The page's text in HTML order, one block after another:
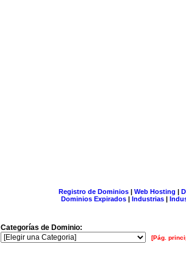
Registro de Dominios| Web Hosting |
Dominios Expirados | Industrias |
Categorías de Dominio:
[Pág.